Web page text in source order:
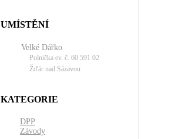
UMÍSTĚNÍ
Velké Dářko
Polnička ev. č. 60 591 02
Žďár nad Sázavou
KATEGORIE
DPP
Závody